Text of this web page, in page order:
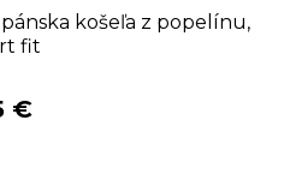
košeľa z popelínu,
fit
€